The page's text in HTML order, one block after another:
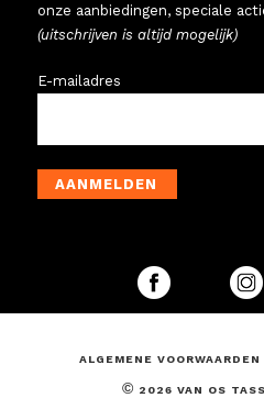
onze aanbiedingen, speciale
(uitschrijven is altijd mogelijk)
E-mailadres
AANMELDEN
ALGEMENE VOORWAARDEN
© 2026 VAN OS